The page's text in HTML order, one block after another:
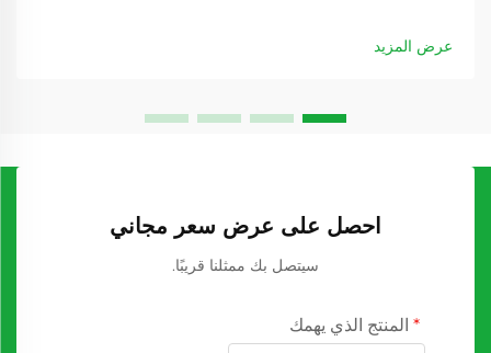
التشغيلية...
عرض المزيد
احصل على عرض سعر مجاني
سيتصل بك ممثلنا قريبًا.
المنتج الذي يهمك